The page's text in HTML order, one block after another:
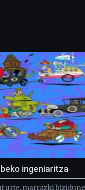
ingeniaritza
urte, marrazki